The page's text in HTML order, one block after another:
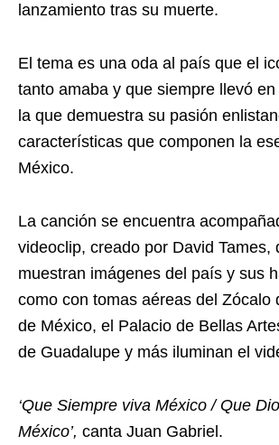
lanzamiento tras su muerte.
El tema es una oda al país que el
tanto amaba y que siempre llevó
la que demuestra su pasión
características que componen la
México.
La canción se encuentra
videoclip, creado por David Tames,
muestran imágenes del país y sus
como con tomas aéreas del Zócalo
de México, el Palacio de Bellas
de Guadalupe y más iluminan el
‘Que Siempre viva México / Que
México’, canta Juan Gabriel.